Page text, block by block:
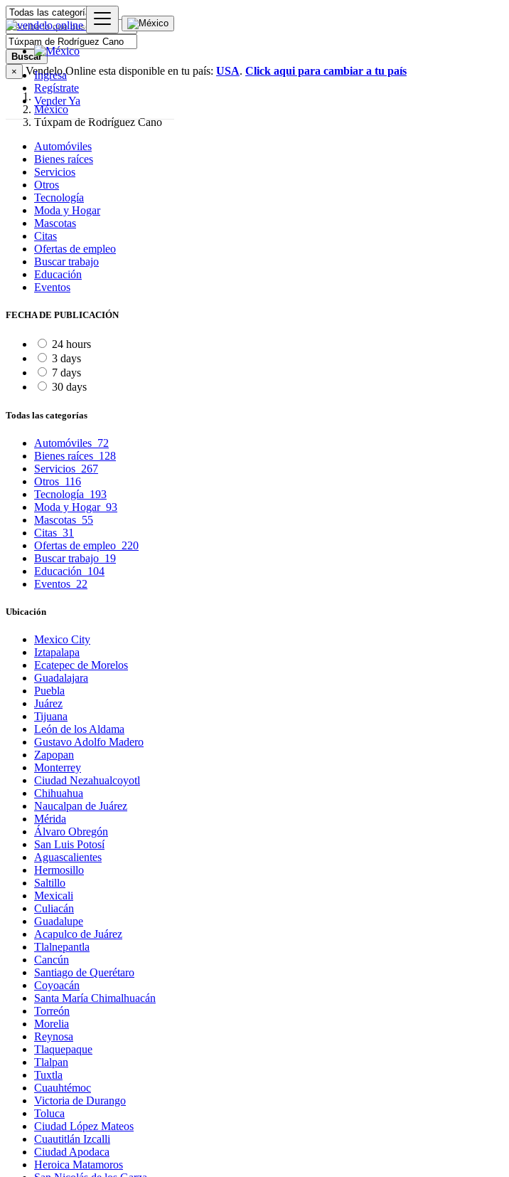
Ingresa
Regístrate
Vender Ya
Buscar
×
Vendelo.Online esta disponible en tu país: USA. Click aqui para cambiar a tu país
México
Túxpam de Rodríguez Cano
Automóviles
Bienes raíces
Servicios
Otros
Tecnología
Moda y Hogar
Mascotas
Citas
Ofertas de empleo
Buscar trabajo
Educación
Eventos
FECHA DE PUBLICACIÓN
24 hours
3 days
7 days
30 days
Todas las categorías
Automóviles 72
Bienes raíces 128
Servicios 267
Otros 116
Tecnología 193
Moda y Hogar 93
Mascotas 55
Citas 31
Ofertas de empleo 220
Buscar trabajo 19
Educación 104
Eventos 22
Ubicación
Mexico City
Iztapalapa
Ecatepec de Morelos
Guadalajara
Puebla
Juárez
Tijuana
León de los Aldama
Gustavo Adolfo Madero
Zapopan
Monterrey
Ciudad Nezahualcoyotl
Chihuahua
Naucalpan de Juárez
Mérida
Álvaro Obregón
San Luis Potosí
Aguascalientes
Hermosillo
Saltillo
Mexicali
Culiacán
Guadalupe
Acapulco de Juárez
Tlalnepantla
Cancún
Santiago de Querétaro
Coyoacán
Santa María Chimalhuacán
Torreón
Morelia
Reynosa
Tlaquepaque
Tlalpan
Tuxtla
Cuauhtémoc
Victoria de Durango
Toluca
Ciudad López Mateos
Cuautitlán Izcalli
Ciudad Apodaca
Heroica Matamoros